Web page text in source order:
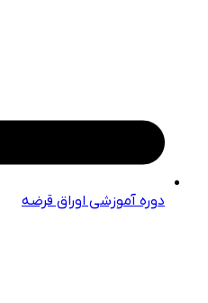
دوره آموزشی اوراق قرضه